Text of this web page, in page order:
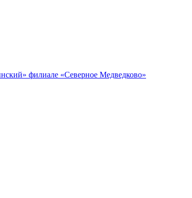
филиале «Северное Медведково»